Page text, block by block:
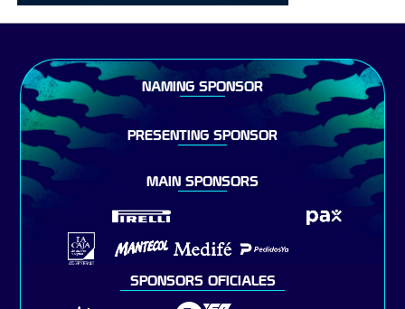
NAMING SPONSOR
PRESENTING SPONSOR
MAIN SPONSORS
SPONSORS OFICIALES